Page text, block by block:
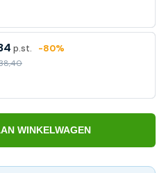
p.st.
-80%
WINKELWAGEN